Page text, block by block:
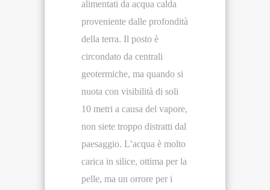
alimentati da acqua calda
proveniente dalle profondità
della terra. Il posto è
circondato da centrali
geotermiche, ma quando si
nuota con visibilità di soli
10 metri a causa del vapore,
non siete troppo distratti dal
paesaggio. L’acqua è molto
carica in silice, ottima per la
pelle, ma un orrore per i